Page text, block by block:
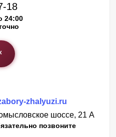
18
24:00
zhalyuzi.ru
шоссе, 21 А
позвоните